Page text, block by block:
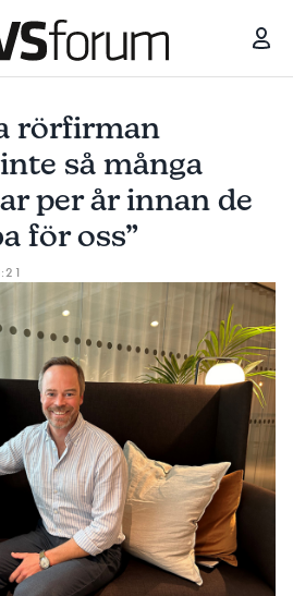
rörfirman
så många
per år innan de
för oss”